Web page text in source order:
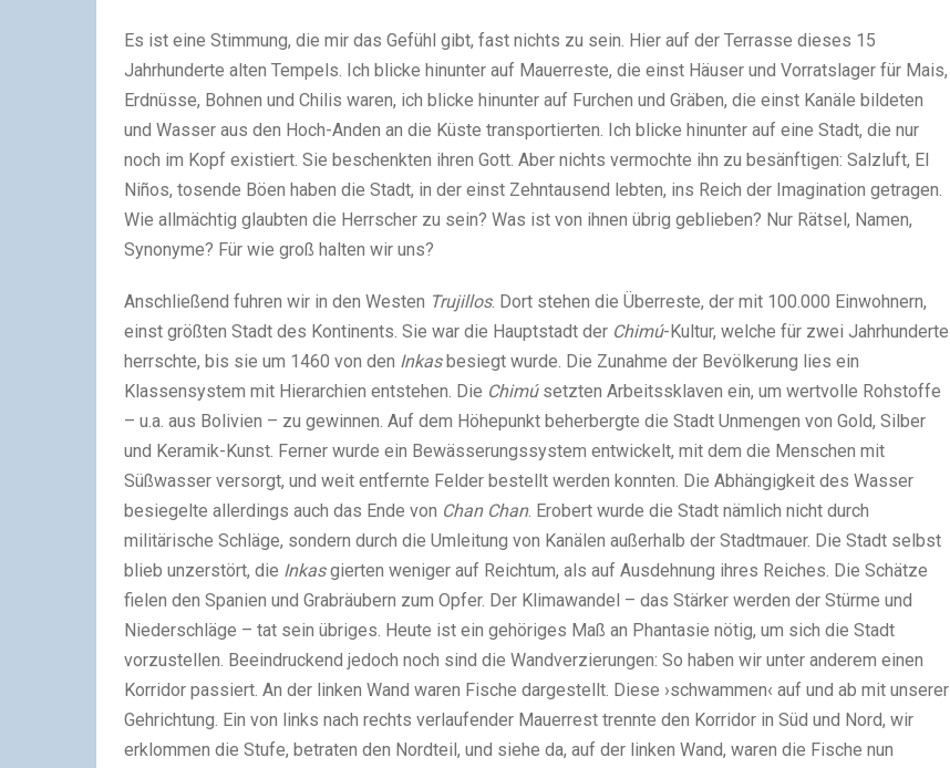
Es ist eine Stimmung, die mir das Gefühl gibt, fast nichts zu sein. Hier auf der Terrasse dieses 15
Jahrhunderte alten Tempels. Ich blicke hinunter auf Mauerreste, die einst Häuser und Vorratslager für Mais,
Erdnüsse, Bohnen und Chilis waren, ich blicke hinunter auf Furchen und Gräben, die einst Kanäle bildeten
und Wasser aus den Hoch-Anden an die Küste transportierten. Ich blicke hinunter auf eine Stadt, die nur
noch im Kopf existiert. Sie beschenkten ihren Gott. Aber nichts vermochte ihn zu besänftigen: Salzluft, El
Niños, tosende Böen haben die Stadt, in der einst Zehntausend lebten, ins Reich der Imagination getragen.
Wie allmächtig glaubten die Herrscher zu sein? Was ist von ihnen übrig geblieben? Nur Rätsel, Namen,
Synonyme? Für wie groß halten wir uns?
Anschließend fuhren wir in den Westen Trujillos. Dort stehen die Überreste, der mit 100.000 Einwohnern,
einst größten Stadt des Kontinents. Sie war die Hauptstadt der Chimú-Kultur, welche für zwei Jahrhunderte
herrschte, bis sie um 1460 von den Inkasbesiegt wurde. Die Zunahme der Bevölkerung lies ein
Klassensystem mit Hierarchien entstehen. Die Chimú setzten Arbeitssklaven ein, um wertvolle Rohstoffe
– u.a. aus Bolivien – zu gewinnen. Auf dem Höhepunkt beherbergte die Stadt Unmengen von Gold, Silber
und Keramik-Kunst. Ferner wurde ein Bewässerungssystem entwickelt, mit dem die Menschen mit
Süßwasser versorgt, und weit entfernte Felder bestellt werden konnten. Die Abhängigkeit des Wasser
besiegelte allerdings auch das Ende von Chan Chan. Erobert wurde die Stadt nämlich nicht durch
militärische Schläge, sondern durch die Umleitung von Kanälen außerhalb der Stadtmauer. Die Stadt selbst
blieb unzerstört, die Inkasgierten weniger auf Reichtum, als auf Ausdehnung ihres Reiches. Die Schätze
fielen den Spanien und Grabräubern zum Opfer. Der Klimawandel – das Stärker werden der Stürme und
Niederschläge – tat sein übriges. Heute ist ein gehöriges Maß an Phantasie nötig, um sich die Stadt
vorzustellen. Beeindruckend jedoch noch sind die Wandverzierungen: So haben wir unter anderem einen
Korridor passiert. An der linken Wand waren Fische dargestellt. Diese ›schwammen‹ auf und ab mit unserer
Gehrichtung. Ein von links nach rechts verlaufender Mauerrest trennte den Korridor in Süd und Nord, wir
erklommen die Stufe, betraten den Nordteil, und siehe da, auf der linken Wand, waren die Fische nun